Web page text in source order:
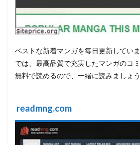
ベストな新着マンガを毎日更新してい
では、最高品質で充実したマンガのコ
無料で読めるので、一緒に読みましょう
readmng.com